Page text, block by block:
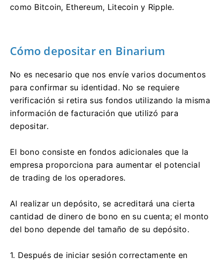
como Bitcoin, Ethereum, Litecoin y Ripple.
Cómo depositar en Binarium
No es necesario que nos envíe varios documentos
para confirmar su identidad. No se requiere
verificación si retira sus fondos utilizando la misma
información de facturación que utilizó para
depositar.
El bono consiste en fondos adicionales que la
empresa proporciona para aumentar el potencial
de trading de los operadores.
Al realizar un depósito, se acreditará una cierta
cantidad de dinero de bono en su cuenta; el monto
del bono depende del tamaño de su depósito.
1. Después de iniciar sesión correctamente en